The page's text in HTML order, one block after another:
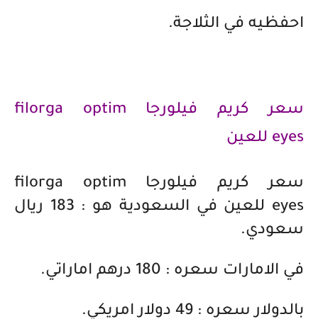
احفظيه في الثلاجة.
سعر كريم فيلورجا filorga optim
eyes للعين
سعر كريم فيلورجا filorga optim
eyes
للعين في السعودية هو : 183 ريال
سعودي.
في الامارات سعره : 180 درهم اماراتي.
بالدولار سعره : 49 دولار امريكي.